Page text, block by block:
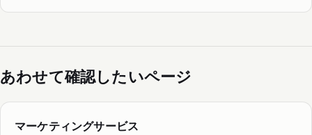
あわせて確認したいページ
マーケティングサービス